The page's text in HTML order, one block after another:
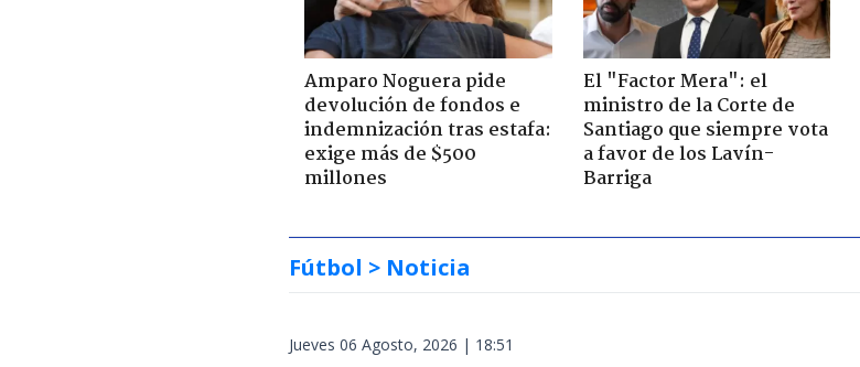
Amparo Noguera pide
devolución de fondos e
indemnización tras estafa:
exige más de $500
millones
El "Factor Mera": el
ministro de la Corte de
Santiago que siempre vota
a favor de los Lavín-
Barriga
Fútbol > Noticia
Jueves 06 Agosto, 2026 | 18:51